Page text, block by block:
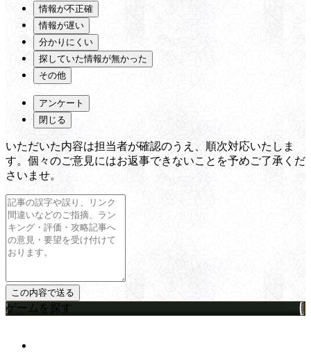
情報が不正確
情報が遅い
分かりにくい
探していた情報が無かった
その他
アンケート
閉じる
いただいた内容は担当者が確認のうえ、順次対応いたしま
す。個々のご意見にはお返事できないことを予めご了承くだ
さいませ。
ゲームを探す